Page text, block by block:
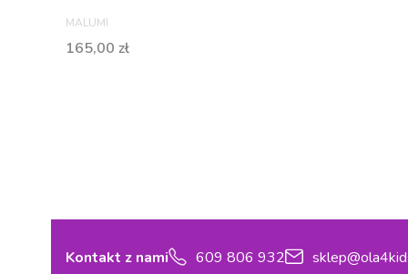
PRODUCENT
MALUMI
Cena
165,00 zł
Kontakt z nami 609 806 932